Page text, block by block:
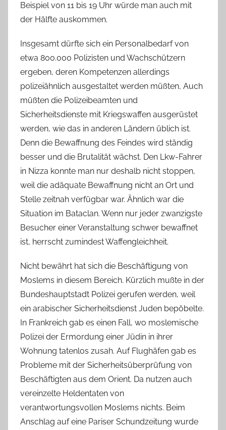
Beispiel von 11 bis 19 Uhr würde man auch mit
der Hälfte auskommen.
Insgesamt dürfte sich ein Personalbedarf von
etwa 800.000 Polizisten und Wachschützern
ergeben, deren Kompetenzen allerdings
polizeiähnlich ausgestaltet werden müßten, Auch
müßten die Polizeibeamten und
Sicherheitsdienste mit Kriegswaffen ausgerüstet
werden, wie das in anderen Ländern üblich ist.
Denn die Bewaffnung des Feindes wird ständig
besser und die Brutalität wächst. Den Lkw-Fahrer
in Nizza konnte man nur deshalb nicht stoppen,
weil die adäquate Bewaffnung nicht an Ort und
Stelle zeitnah verfügbar war. Ähnlich war die
Situation im Bataclan. Wenn nur jeder zwanzigste
Besucher einer Veranstaltung schwer bewaffnet
ist, herrscht zumindest Waffengleichheit.
Nicht bewährt hat sich die Beschäftigung von
Moslems in diesem Bereich. Kürzlich mußte in der
Bundeshauptstadt Polizei gerufen werden, weil
ein arabischer Sicherheitsdienst Juden bepöbelte.
In Frankreich gab es einen Fall, wo moslemische
Polizei der Ermordung einer Jüdin in ihrer
Wohnung tatenlos zusah. Auf Flughäfen gab es
Probleme mit der Sicherheitsüberprüfung von
Beschäftigten aus dem Orient. Da nutzen auch
vereinzelte Heldentaten von
verantwortungsvollen Moslems nichts. Beim
Anschlag auf eine Pariser Schundzeitung wurde